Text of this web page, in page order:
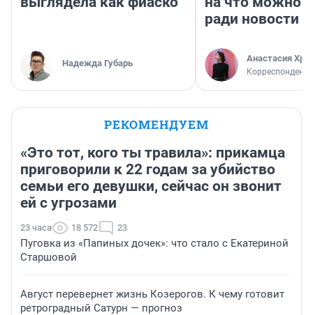
Надежда Губарь
ради новости
Анастасия
Корреспондент
РЕКОМЕНДУЕМ
«Это тот, кого ты травила»: прикамца
приговорили к 22 годам за убийство
семьи его девушки, сейчас он звонит
ей с угрозами
23 часа 18 572 23
Пуговка из «Папиных дочек»: что стало с Екатериной
Старшовой
Август перевернет жизнь Козерогов. К чему готовит
ретроградный Сатурн — прогноз